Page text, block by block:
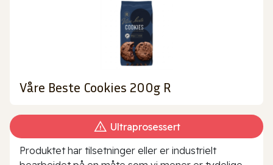
Våre Beste Cookies 200g R
Ultraprosessert
Produktet har tilsetninger eller er industrielt